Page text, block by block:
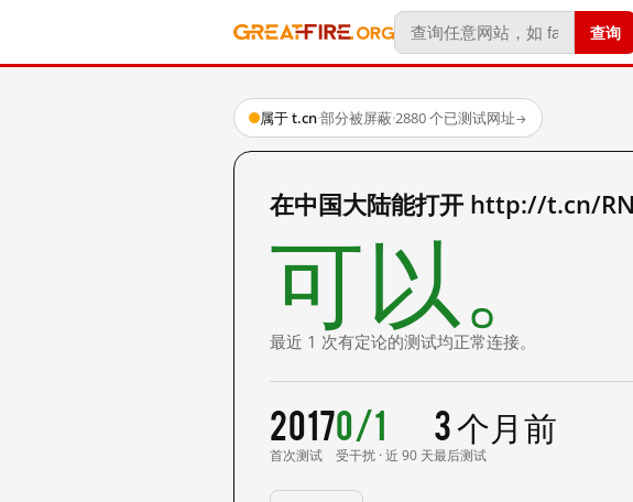
查询
属于 t.cn·部分被屏蔽·2880 个已测试网址→
在中国大陆能打开 http://t.cn/
可以。
最近 1 次有定论的测试均正常连接。
2017
首次测试
0/1
受干扰 · 近 90 天
3 个月前
最后测试